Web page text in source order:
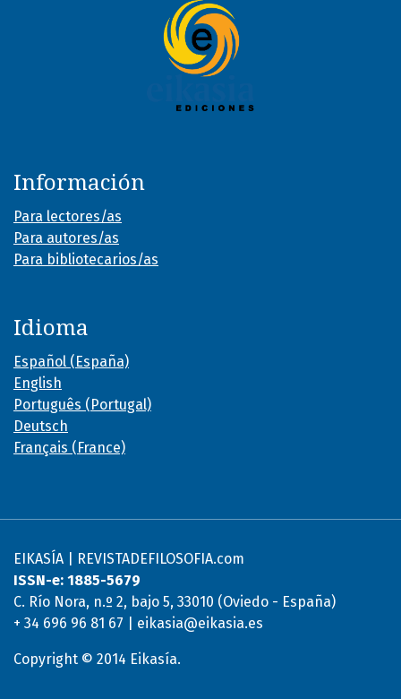
Información
Para lectores/as
Para autores/as
Para bibliotecarios/as
Idioma
Español (España)
English
Português (Portugal)
Deutsch
Français (France)
EIKASÍA | REVISTADEFILOSOFIA.com
ISSN-e: 1885-5679
C. Río Nora, n.º 2, bajo 5, 33010 (Oviedo - España)
+ 34 696 96 81 67 | eikasia@eikasia.es
Copyright © 2014 Eikasía.